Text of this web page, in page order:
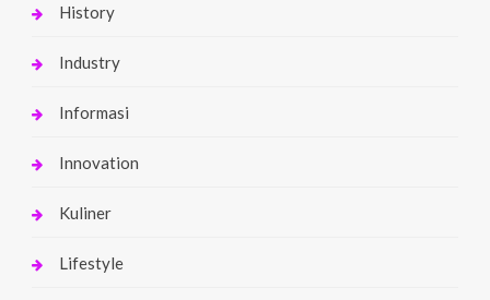
History
Industry
Informasi
Innovation
Kuliner
Lifestyle